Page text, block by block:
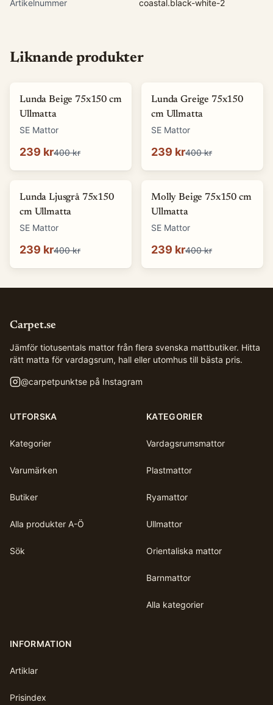
Artikelnummer
coastal.black-white-2
Liknande produkter
-
Lunda Beige 75x150 cm
Ullmatta
SE Mattor
239 kr400 kr
-
Lunda Greige 75x150
cm Ullmatta
SE Mattor
239 kr400 kr
-
Lunda Ljusgrå 75x150
cm Ullmatta
SE Mattor
239 kr400 kr
- 40 %
Molly Beige 75x150 cm
Ullmatta
SE Mattor
239 kr400 kr
Carpet.se
Jämför tiotusentals mattor från flera svenska mattbutiker. Hitta
rätt matta för vardagsrum, hall eller utomhus till bästa pris.
@carpetpunktse på Instagram
UTFORSKA
Kategorier
Varumärken
Butiker
Alla produkter A-Ö
Sök
KATEGORIER
Vardagsrumsmattor
Plastmattor
Ryamattor
Ullmattor
Orientaliska mattor
Barnmattor
Alla kategorier
INFORMATION
Artiklar
Prisindex